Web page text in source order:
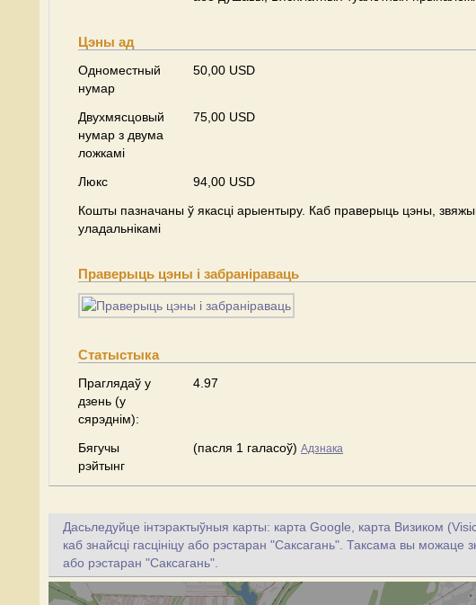
Цэны ад
Одноместный
нумар
50,00 USD
Двухмясцовый
нумар з двума
ложкамі
75,00 USD
Люкс
94,00 USD
Кошты пазначаны ў якасці арыентыру. Каб праверыць цэны,
уладальнікамі
Праверыць цэны і забраніраваць
Статыстыка
Праглядаў у
дзень (у
сярэднім):
4.97
Бягучы
рэйтынг
(пасля 1 галасоў) Адзнака
Дасьледуйце інтэрактыўныя карты: карта Google, карта Визиком
каб знайсці гасцініцу або рэстаран "Саксагань". Таксама вы можаце
або рэстаран "Саксагань".